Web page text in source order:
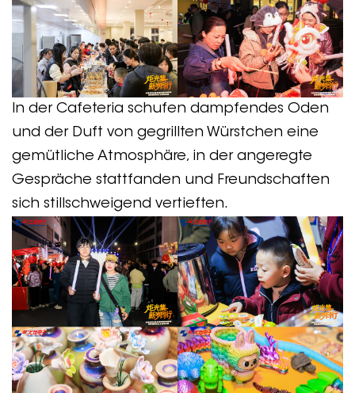
In der Cafeteria schufen dampfendes Oden
und der Duft von gegrillten Würstchen eine
gemütliche Atmosphäre, in der angeregte
Gespräche stattfanden und Freundschaften
sich stillschweigend vertieften.